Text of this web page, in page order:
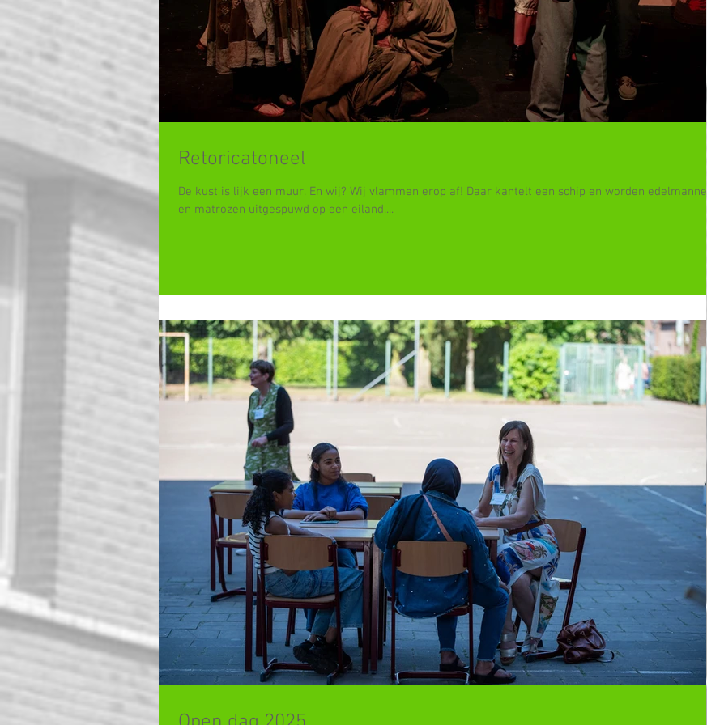
Retoricatoneel
De kust is lijk een muur. En wij? Wij vlammen erop af! Daar kantelt een schip en worden edelmannen
en matrozen uitgespuwd op een eiland....